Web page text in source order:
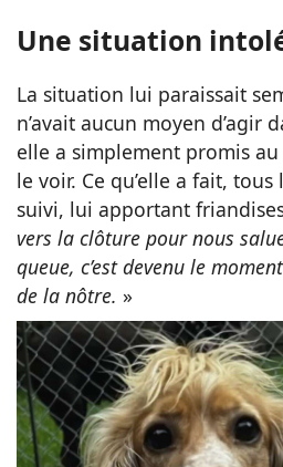
Une situation
La situation lui paraissait
n’avait aucun moyen d’agir
elle a simplement promis
le voir. Ce qu’elle a fait,
suivi, lui apportant
vers la clôture pour nous
queue, c’est devenu le
de la nôtre. »